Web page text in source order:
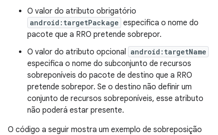
O valor do atributo obrigatório
android:targetPackage especifica o nome do
pacote que a RRO pretende sobrepor.
O valor do atributo opcional android:targetName
especifica o nome do subconjunto de recursos
sobreponíveis do pacote de destino que a RRO
pretende sobrepor. Se o destino não definir um
conjunto de recursos sobreponíveis, esse atributo
não poderá estar presente.
O código a seguir mostra um exemplo de sobreposição